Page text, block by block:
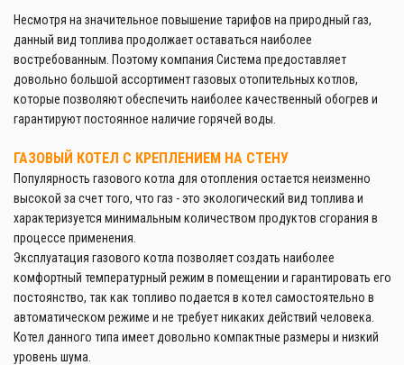
Несмотря на значительное повышение тарифов на природный газ,
данный вид топлива продолжает оставаться наиболее
востребованным. Поэтому компания Система предоставляет
довольно большой ассортимент газовых отопительных котлов,
которые позволяют обеспечить наиболее качественный обогрев и
гарантируют постоянное наличие горячей воды.
ГАЗОВЫЙ КОТЕЛ С КРЕПЛЕНИЕМ НА СТЕНУ
Популярность газового котла для отопления остается неизменно
высокой за счет того, что газ - это экологический вид топлива и
характеризуется минимальным количеством продуктов сгорания в
процессе применения.
Эксплуатация газового котла позволяет создать наиболее
комфортный температурный режим в помещении и гарантировать его
постоянство, так как топливо подается в котел самостоятельно в
автоматическом режиме и не требует никаких действий человека.
Котел данного типа имеет довольно компактные размеры и низкий
уровень шума.